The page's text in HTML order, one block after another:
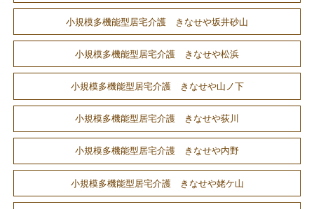
小規模多機能型居宅介護 きなせや坂井砂山
小規模多機能型居宅介護 きなせや松浜
小規模多機能型居宅介護 きなせや山ノ下
小規模多機能型居宅介護 きなせや荻川
小規模多機能型居宅介護 きなせや内野
小規模多機能型居宅介護 きなせや姥ケ山